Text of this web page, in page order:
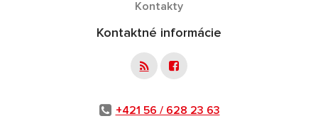
Kontakty
Kontaktné informácie
+421 56 / 628 23 63